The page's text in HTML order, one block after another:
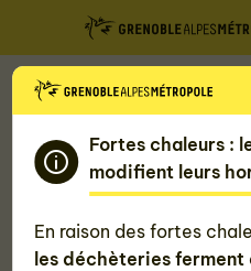
Panneau de gestion des cookies
Fortes chaleurs :
modifient leurs
En raison des fortes
les déchèteries
Accueil
Mon quotidien, ma
Gérer mes déchets
Déchèterie de Grenoble -